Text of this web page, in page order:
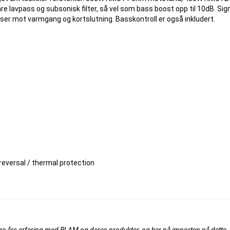
lavpass og subsonisk filter, så vel som bass boost opp til 10dB.
mot varmgang og kortslutning. Basskontroll er også inkludert.
/ thermal protection